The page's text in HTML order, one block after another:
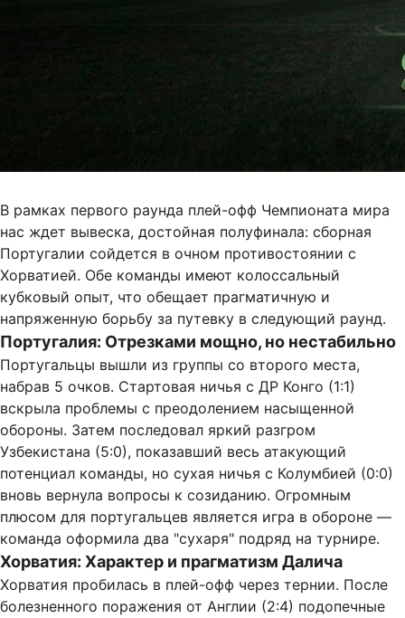
В рамках первого раунда плей-офф Чемпионата мира
нас ждет вывеска, достойная полуфинала: сборная
Португалии сойдется в очном противостоянии с
Хорватией. Обе команды имеют колоссальный
кубковый опыт, что обещает прагматичную и
напряженную борьбу за путевку в следующий раунд.
Португалия: Отрезками мощно, но нестабильно
Португальцы вышли из группы со второго места,
набрав 5 очков. Стартовая ничья с ДР Конго (1:1)
вскрыла проблемы с преодолением насыщенной
обороны. Затем последовал яркий разгром
Узбекистана (5:0), показавший весь атакующий
потенциал команды, но сухая ничья с Колумбией (0:0)
вновь вернула вопросы к созиданию. Огромным
плюсом для португальцев является игра в обороне —
команда оформила два "сухаря" подряд на турнире.
Хорватия: Характер и прагматизм Далича
Хорватия пробилась в плей-офф через тернии. После
болезненного поражения от Англии (2:4) подопечные